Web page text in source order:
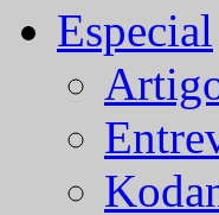
Especial